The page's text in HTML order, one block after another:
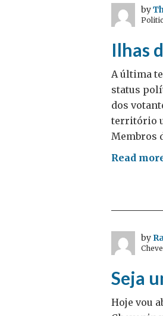
by
Ilhas
A última
status
dos
território
Membros
Read
by
Seja
Hoje vou